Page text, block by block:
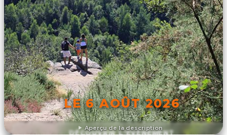
Aperçu de la description
LE 6 AOÛT 2026
DÉCOUVRIR L'ÉVÉNEMENT